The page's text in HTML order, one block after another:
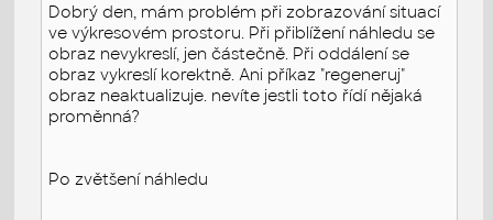
Dobrý den, mám problém při zobrazování situací
ve výkresovém prostoru. Při přiblížení náhledu se
obraz nevykreslí, jen částečně. Při oddálení se
obraz vykreslí korektně. Ani příkaz "regeneruj"
obraz neaktualizuje. nevíte jestli toto řídí nějaká
proměnná?
Po zvětšení náhledu